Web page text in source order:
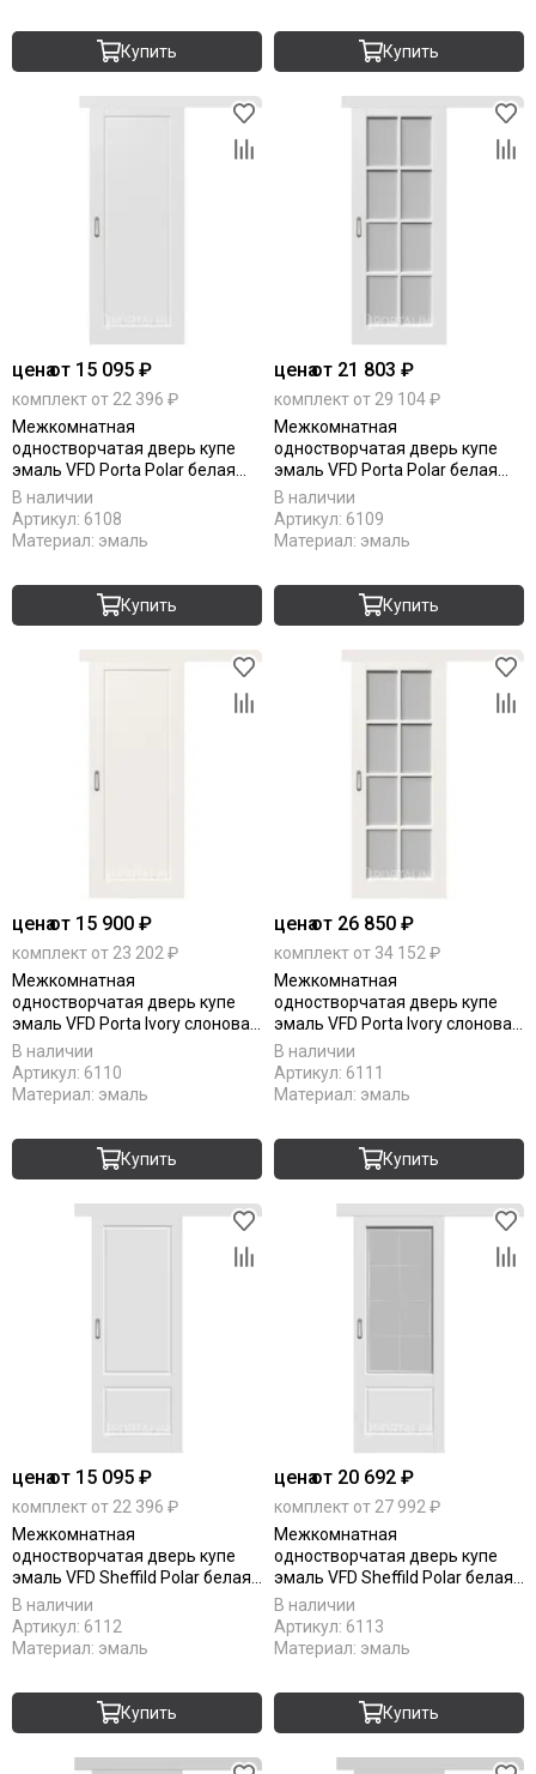
Купить Купить
ценаот 15 095 ₽
комплект от 22 396 ₽
Межкомнатная
одностворчатая дверь купе
эмаль VFD Porta Polar белая
глухая
В наличии
Артикул: 6108
Материал: эмаль
Купить
ценаот 21 803 ₽
комплект от 29 104 ₽
Межкомнатная
одностворчатая дверь купе
эмаль VFD Porta Polar белая
остеклённая
В наличии
Артикул: 6109
Материал: эмаль
Купить
ценаот 15 900 ₽
комплект от 23 202 ₽
Межкомнатная
одностворчатая дверь купе
эмаль VFD Porta Ivory слоновая
кость глухая
В наличии
Артикул: 6110
Материал: эмаль
Купить
ценаот 26 850 ₽
комплект от 34 152 ₽
Межкомнатная
одностворчатая дверь купе
эмаль VFD Porta Ivory слоновая
кость остеклённая
В наличии
Артикул: 6111
Материал: эмаль
Купить
ценаот 15 095 ₽
комплект от 22 396 ₽
Межкомнатная
одностворчатая дверь купе
эмаль VFD Sheffild Polar белая
глухая
В наличии
Артикул: 6112
Материал: эмаль
Купить
ценаот 20 692 ₽
комплект от 27 992 ₽
Межкомнатная
одностворчатая дверь купе
эмаль VFD Sheffild Polar белая
остеклённая
В наличии
Артикул: 6113
Материал: эмаль
Купить